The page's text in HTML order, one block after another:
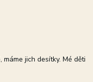
jich desítky. Mé děti